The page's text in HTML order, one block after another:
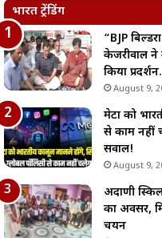
भारत ट्रेंडिंग
“BJP
केजरीवाल ने
किया
August 9,
मेटा को
से काम नहीं
सवाल!
August 9,
अदाणी
का अवसर,
चयन